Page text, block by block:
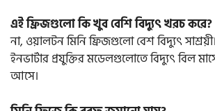
এই ফ্রিজগুলো কি খুব বেশি বিদ্যুৎ খরচ করে?
না, ওয়ালটন মিনি ফ্রিজগুলো বেশ বিদ্যুৎ
ইনভার্টার প্রযুক্তির মডেলগুলোতে বিদ্যুৎ বিল
আসে।